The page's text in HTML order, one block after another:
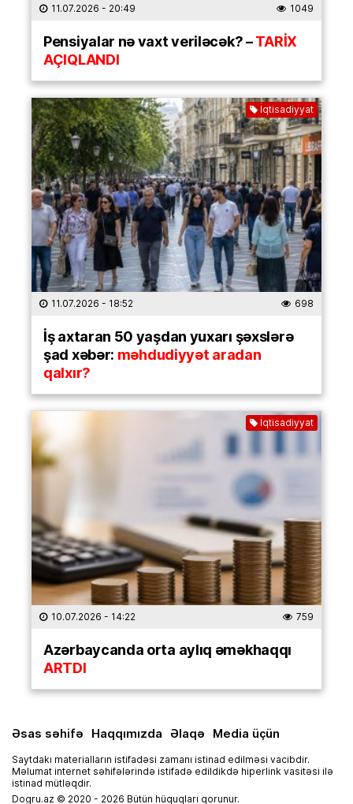
11.07.2026 - 20:49 1049
Pensiyalar nə vaxt veriləcək? –TARİX
AÇIQLANDI
İqtisadiyyat
11.07.2026 - 18:52 698
İş axtaran 50 yaşdan yuxarı şəxslərə
şad xəbər: məhdudiyyət aradan
qalxır?
İqtisadiyyat
10.07.2026 - 14:22 759
Azərbaycanda orta aylıq əməkhaqqı
ARTDI
Əsas səhifə Haqqımızda Əlaqə Media üçün
Saytdakı materialların istifadəsi zamanı istinad edilməsi vacibdir.
Məlumat internet səhifələrində istifadə edildikdə hiperlink vasitəsi ilə
istinad mütləqdir.
Dogru.az © 2020 - 2026 Bütün hüquqları qorunur.